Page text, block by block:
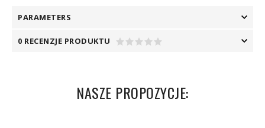
PARAMETERS
0 RECENZJE PRODUKTU
NASZE PROPOZYCJE: